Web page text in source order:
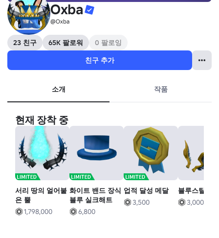
Oxba
@Oxba
23 친구 65K 팔로워
0 팔로잉
친구 추가
소개 작품
현재 장착 중
서리 땅의 얼어붙
은 뿔
1,798,000
화이트 밴드 장식
블루 실크해트
6,800
업적 달성 메달
3,500
블루스틸 날
3,000